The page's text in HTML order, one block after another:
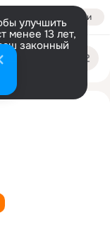
Войти
улучшить
менее 13 лет,
законный